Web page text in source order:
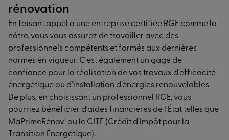
rénovation
En faisant appel à une entreprise certifiée RGE comme la
nôtre, vous vous assurez de travailler avec des
professionnels compétents et formés aux dernières
normes en vigueur. C'est également un gage de
confiance pour la réalisation de vos travaux d'efficacité
énergétique ou d'installation d'énergies renouvelables.
De plus, en choisissant un professionnel RGE, vous
pourriez bénéficier d'aides financières de l'État telles que
MaPrimeRénov' ou le CITE (Crédit d'Impôt pour la
Transition Énergétique).